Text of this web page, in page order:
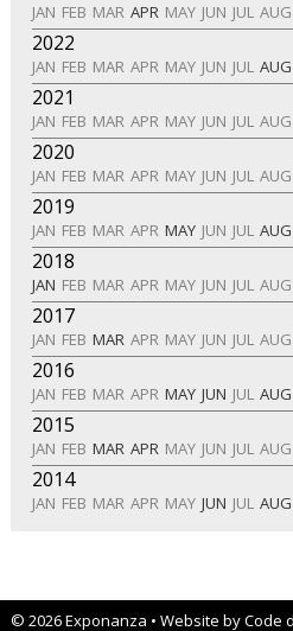
JAN FEB MAR APR MAY JUN JUL AUG
2022
JAN FEB MAR APR MAY JUN JUL AUG
2021
JAN FEB MAR APR MAY JUN JUL AUG
2020
JAN FEB MAR APR MAY JUN JUL AUG
2019
JAN FEB MAR APR MAY JUN JUL AUG
2018
JAN FEB MAR APR MAY JUN JUL AUG
2017
JAN FEB MAR APR MAY JUN JUL AUG
2016
JAN FEB MAR APR MAY JUN JUL AUG
2015
JAN FEB MAR APR MAY JUN JUL AUG
2014
JAN FEB MAR APR MAY JUN JUL AUG
© 2026 Exponanza • Website by Code